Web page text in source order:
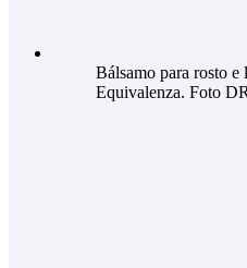
Bálsamo para rosto e
Equivalenza. Foto DR